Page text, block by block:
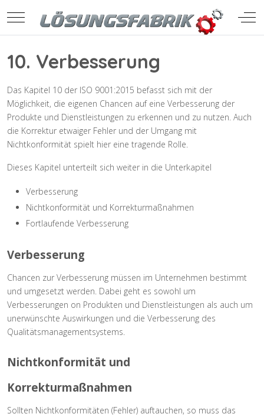
Mobile Menu Toggle Off-
10. Verbesserung
Das Kapitel 10 der ISO 9001:2015 befasst sich mit der
Möglichkeit, die eigenen Chancen auf eine Verbesserung der
Produkte und Dienstleistungen zu erkennen und zu nutzen. Auch
die Korrektur etwaiger Fehler und der Umgang mit
Nichtkonformität spielt hier eine tragende Rolle.
Dieses Kapitel unterteilt sich weiter in die Unterkapitel
Verbesserung
Nichtkonformität und Korrekturmaßnahmen
Fortlaufende Verbesserung
Verbesserung
Chancen zur Verbesserung müssen im Unternehmen bestimmt
und umgesetzt werden. Dabei geht es sowohl um
Verbesserungen on Produkten und Dienstleistungen als auch um
unerwünschte Auswirkungen und die Verbesserung des
Qualitätsmanagementsystems.
Nichtkonformität und
Korrekturmaßnahmen
Sollten Nichtkonformitäten (Fehler) auftauchen, so muss das